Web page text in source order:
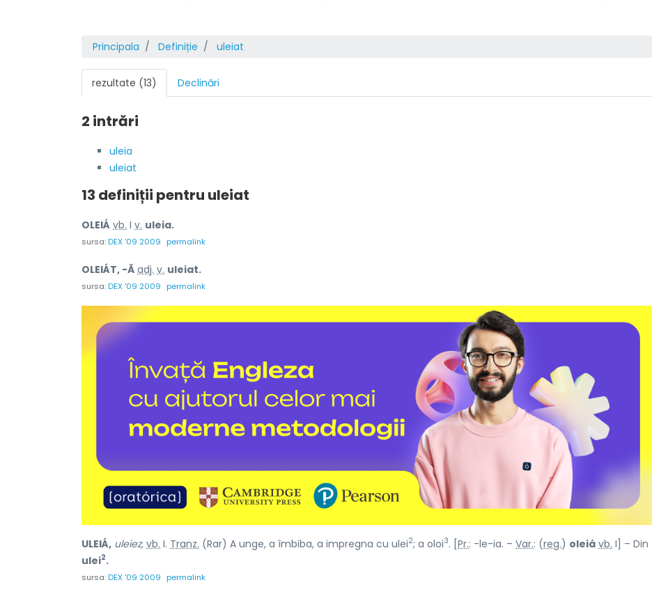
Principala Definiție uleiat
rezultate (13) Declinări
2 intrări
uleia
uleiat
13 definiții pentru uleiat
OLEIÁ vb. I v. uleia.
sursa:DEX '09 2009 permalink
OLEIÁT, -Ă adj. v. uleiat.
sursa:DEX '09 2009 permalink
ULEIÁ, uleiez, vb. I. Tranz. (Rar) A unge, a îmbiba, a impregna cu ulei2; a oloi3. [Pr.: -le-ia. – Var.: (reg.) oleiá vb. I] – Din
ulei2.
sursa:DEX '09 2009 permalink